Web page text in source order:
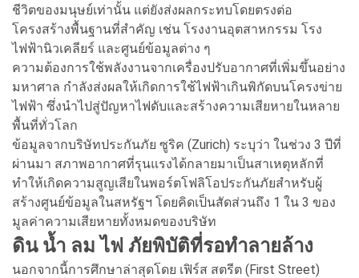
ชีวิตของมนุษย์เท่านั้น แต่ยังส่งผลกระทบโดยตรงต่อ
โครงสร้างพื้นฐานที่สำคัญ เช่น โรงงานอุตสาหกรรม โรง
ไฟฟ้านิวเคลียร์ และศูนย์ข้อมูลต่าง ๆ
ความต้องการใช้พลังงานจากเครื่องปรับอากาศที่เพิ่มขึ้นอย่าง
มหาศาล กำลังส่งผลให้เกิดการใช้ไฟฟ้าเกินพิกัดบนโครงข่าย
ไฟฟ้า ซึ่งนำไปสู่ปัญหาไฟดับและสร้างความเสียหายในหลาย
พื้นที่ทั่วโลก
ข้อมูลจากบริษัทประกันภัย ซูริค (Zurich) ระบุว่า ในช่วง 3 ปีที่
ผ่านมา สภาพอากาศที่รุนแรงได้กลายมาเป็นสาเหตุหลักที่
ทำให้เกิดความสูญเสียในพอร์ตโฟลิโอประกันภัยสำหรับผู้
สร้างศูนย์ข้อมูลในสหรัฐฯ โดยคิดเป็นสัดส่วนถึง 1 ใน 3 ของ
มูลค่าความเสียหายทั้งหมดของบริษัท
ดิน น้ำ ลม ไฟ ภัยพิบัติที่รอทำลายล้าง
นอกจากนี้การศึกษาล่าสุดโดย เฟิร์ส สตรีต (First Street)